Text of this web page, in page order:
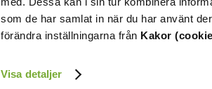
som de har samlat in när du har använt
förändra inställningarna från Kakor
Visa detaljer
Information
(cookies)